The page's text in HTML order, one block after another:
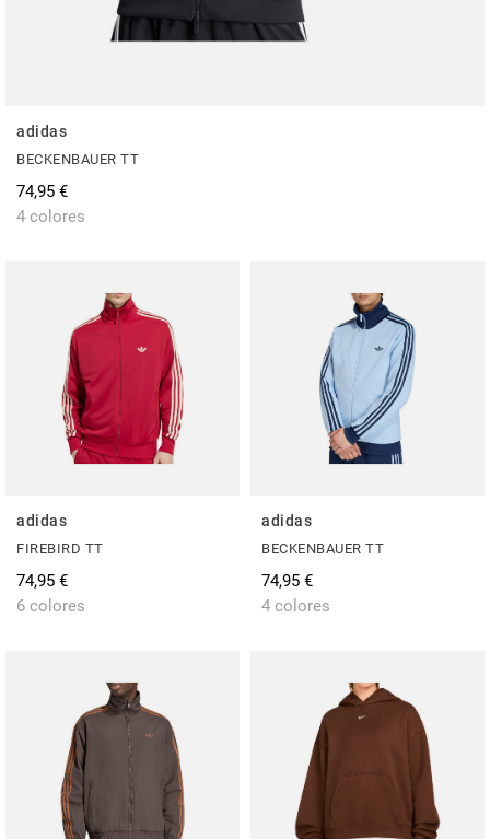
adidas
BECKENBAUER TT
74,95 €
4 colores
adidas
FIREBIRD TT
74,95 €
6 colores
adidas
BECKENBAUER TT
74,95 €
4 colores